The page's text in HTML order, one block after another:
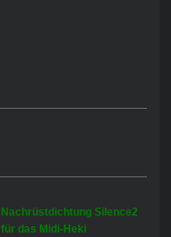
Nachrüstdichtung Silence2
für das Midi-Heki